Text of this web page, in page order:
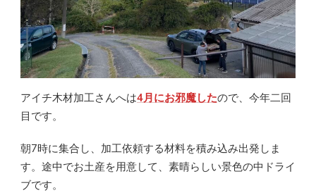
アイチ木材加工さんへは4月にお邪魔したので、今年二回
目です。
朝7時に集合し、加工依頼する材料を積み込み出発しま
す。途中でお土産を用意して、素晴らしい景色の中ドライ
ブです。